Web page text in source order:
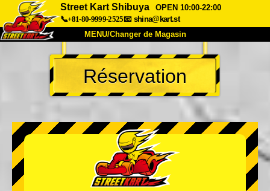
Street Kart Shibuya
OPEN 10:00-22:00
📞+81-80-9999-2525📧 shina@kart.st
MENU/Changer de Magasin
ACCUEIL
À Propos Caractéristiques Tarifs
Entreprise Réservation
Changer de Magasin
Tokyo Shinagawa Tokyo Akihabara#1
Tokyo Akihabara#2
Réservation